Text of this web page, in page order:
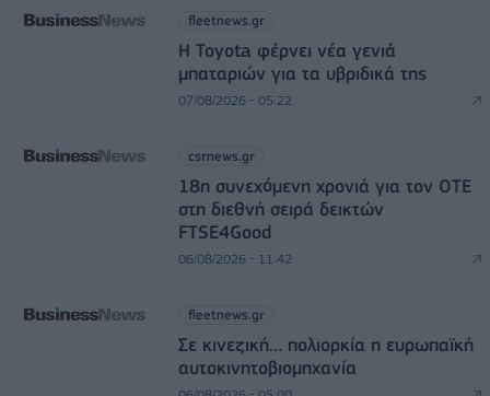
fleetnews.gr
Η Toyota φέρνει νέα γενιά
μπαταριών για τα υβριδικά της
07/08/2026 - 05:22
csrnews.gr
18η συνεχόμενη χρονιά για τον ΟΤΕ
στη διεθνή σειρά δεικτών
FTSE4Good
06/08/2026 - 11:42
fleetnews.gr
Σε κινεζική… πολιορκία η ευρωπαϊκή
αυτοκινητοβιομηχανία